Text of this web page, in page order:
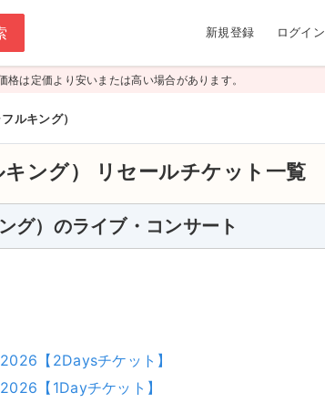
新規登録 ログイン
は定価より安いまたは高い場合があります。
ルキング）
ング） リセールチケット一覧
グ）のライブ・コンサート
【2Daysチケット】
【1Dayチケット】